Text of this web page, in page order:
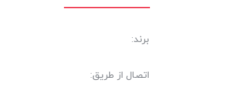
برند:
اتصال از طریق: